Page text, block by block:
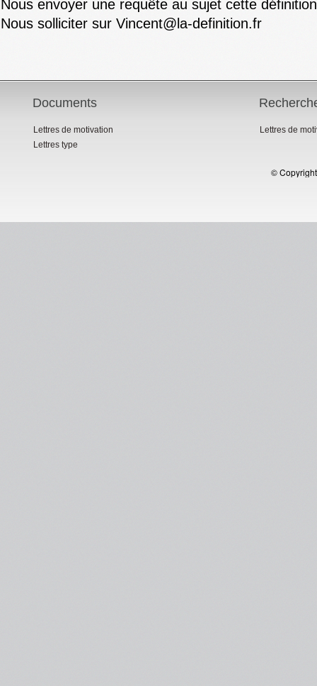
Nous envoyer une requête au sujet cette
Nous solliciter sur Vincent@la-definition.fr
Documents
Lettres de motivation
Lettres type
Lettres de
©